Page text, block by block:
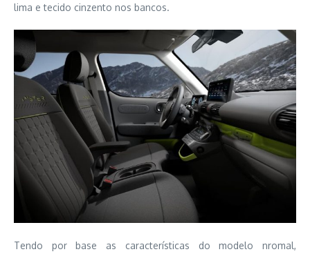
lima e tecido cinzento nos bancos.
Tendo por base as características do modelo nromal,